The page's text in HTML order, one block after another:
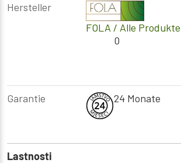
Hersteller
FOLA / Alle
0
Garantie 24 Monate
Lastnosti